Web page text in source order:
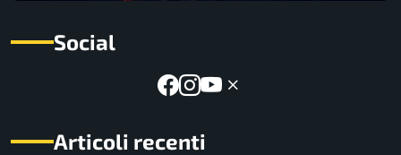
Social
Articoli recenti